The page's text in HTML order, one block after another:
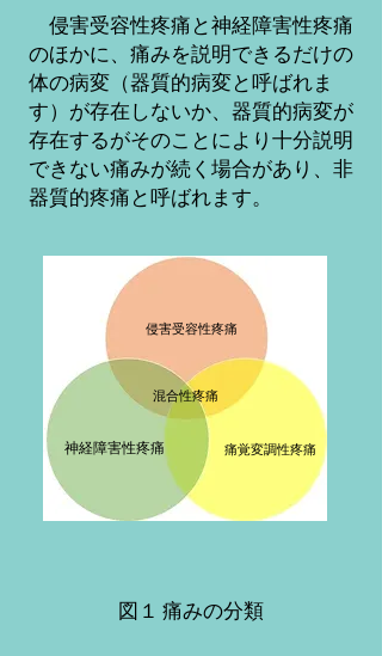
​ 侵害受容性疼痛と神経障害性疼痛
のほかに、痛みを説明できるだけの
体の病変（器質的病変と呼ばれま
す）が存在しないか、器質的病変が
存在するがそのことにより十分説明
できない痛みが続く場合があり、非
器質的疼痛と呼ばれます。
侵害受容性疼痛
神経障害性疼痛 ​痛覚変調性疼痛
混合性疼痛
図１ 痛みの分類